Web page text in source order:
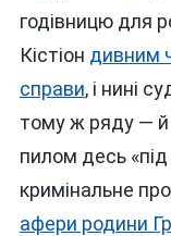
годівницю для
Кістіон дивним
справи, і нині
тому ж ряду — й
пилом десь
кримінальне
афери родини